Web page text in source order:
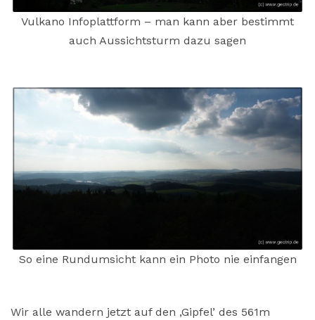
Vulkano Infoplattform – man kann aber bestimmt
auch Aussichtsturm dazu sagen
So eine Rundumsicht kann ein Photo nie einfangen
Wir alle wandern jetzt auf den ‚Gipfel’ des 561m